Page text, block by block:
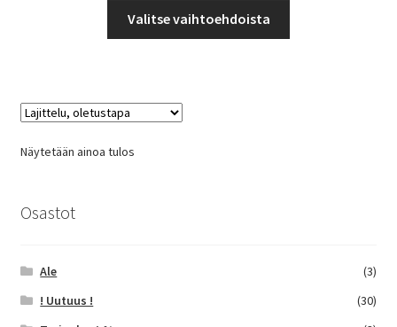
-
5,90 €
Valitse vaihtoehdoista
Näytetään ainoa tulos
Osastot
Ale
(3)
! Uutuus !
(30)